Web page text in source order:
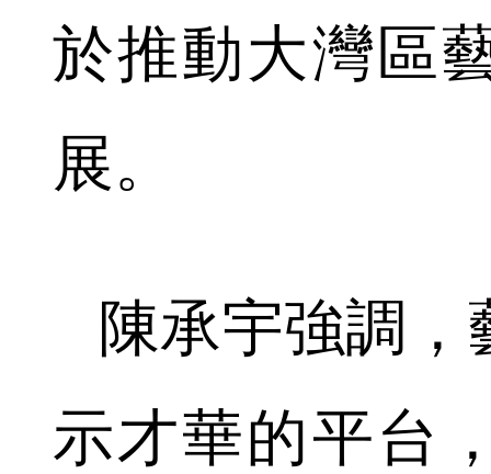
於推動大灣區
展。
陳承宇強調，
示才華的平台